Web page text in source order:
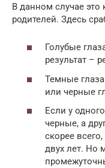
В данном случае это
родителей. Здесь
Голубые
результат –
Темные
или черные
Если у
черные, а
скорее
двух лет. Но